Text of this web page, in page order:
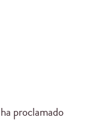
proclamado